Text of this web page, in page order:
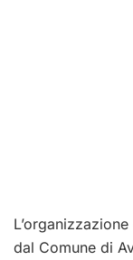
dal Comune di